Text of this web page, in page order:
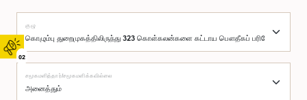
02
குழு
சமூகமளித்தார்/சமூகமளிக்கவில்லை